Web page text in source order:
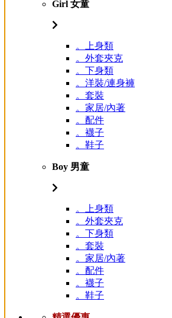
Girl 女童
。上身類
。外套夾克
。下身類
。洋裝/連身褲
。套裝
。家居/內著
。配件
。襪子
。鞋子
Boy 男童
。上身類
。外套夾克
。下身類
。套裝
。家居/內著
。配件
。襪子
。鞋子